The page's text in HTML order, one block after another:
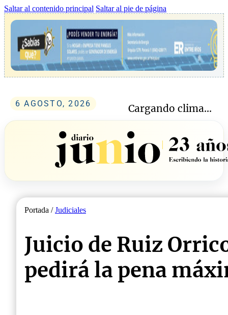
Saltar al contenido principal Saltar al pie de página
6 AGOSTO, 2026 Cargando clima...
Portada /Judiciales
Juicio de Ruiz
pedirá la pena